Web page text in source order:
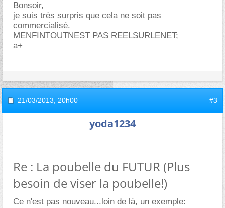
Bonsoir,
je suis très surpris que cela ne soit pas
commercialisé.
MENFINTOUTNEST PAS REELSURLENET;
a+
21/03/2013, 20h00 #3
yoda1234
Re : La poubelle du FUTUR (Plus
besoin de viser la poubelle!)
Ce n'est pas nouveau...loin de là, un exemple: